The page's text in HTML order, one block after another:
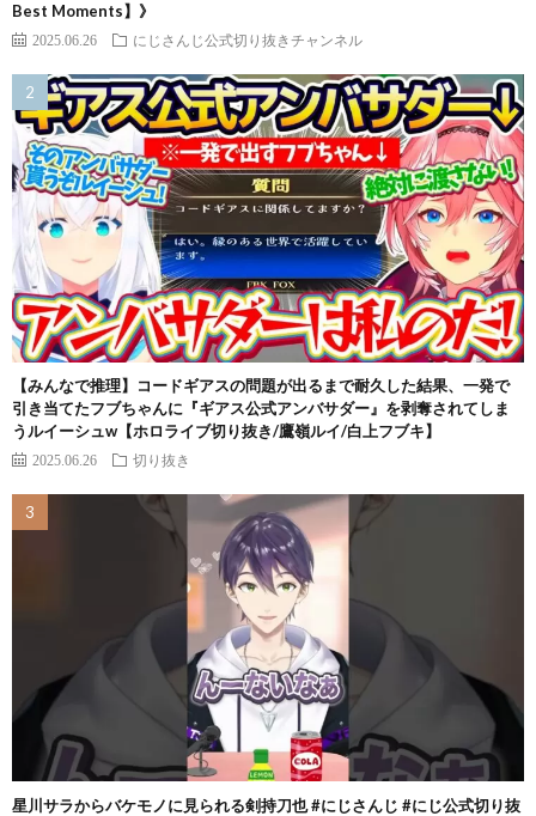
Best Moments】》
2025.06.26 にじさんじ公式切り抜きチャンネル
【みんなで推理】コードギアスの問題が出るまで耐久した結果、一発で
引き当てたフブちゃんに『ギアス公式アンバサダー』を剥奪されてしま
うルイーシュw【ホロライブ切り抜き/鷹嶺ルイ/白上フブキ】
2025.06.26 切り抜き
星川サラからバケモノに見られる剣持刀也 #にじさんじ #にじ公式切り抜